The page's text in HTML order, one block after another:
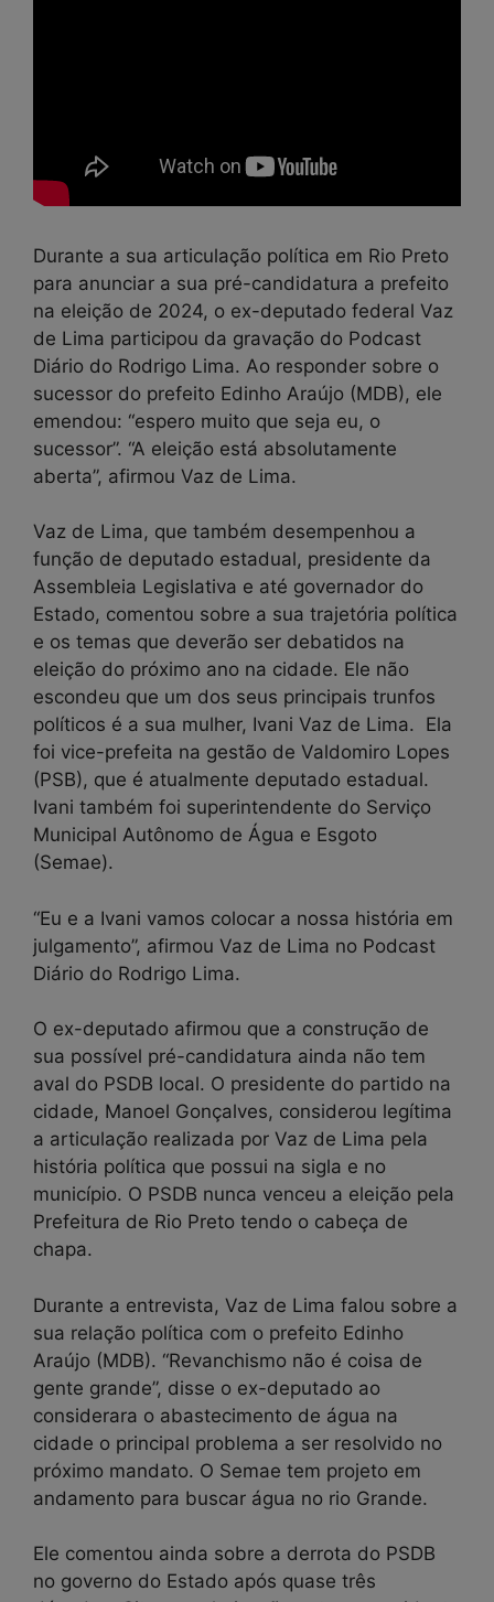
Durante a sua articulação política em Rio Preto
para anunciar a sua pré-candidatura a prefeito
na eleição de 2024, o ex-deputado federal Vaz
de Lima participou da gravação do Podcast
Diário do Rodrigo Lima. Ao responder sobre o
sucessor do prefeito Edinho Araújo (MDB), ele
emendou: “espero muito que seja eu, o
sucessor”. “A eleição está absolutamente
aberta”, afirmou Vaz de Lima.
Vaz de Lima, que também desempenhou a
função de deputado estadual, presidente da
Assembleia Legislativa e até governador do
Estado, comentou sobre a sua trajetória política
e os temas que deverão ser debatidos na
eleição do próximo ano na cidade. Ele não
escondeu que um dos seus principais trunfos
políticos é a sua mulher, Ivani Vaz de Lima. Ela
foi vice-prefeita na gestão de Valdomiro Lopes
(PSB), que é atualmente deputado estadual.
Ivani também foi superintendente do Serviço
Municipal Autônomo de Água e Esgoto
(Semae).
“Eu e a Ivani vamos colocar a nossa história em
julgamento”, afirmou Vaz de Lima no Podcast
Diário do Rodrigo Lima.
O ex-deputado afirmou que a construção de
sua possível pré-candidatura ainda não tem
aval do PSDB local. O presidente do partido na
cidade, Manoel Gonçalves, considerou legítima
a articulação realizada por Vaz de Lima pela
história política que possui na sigla e no
município. O PSDB nunca venceu a eleição pela
Prefeitura de Rio Preto tendo o cabeça de
chapa.
Durante a entrevista, Vaz de Lima falou sobre a
sua relação política com o prefeito Edinho
Araújo (MDB). “Revanchismo não é coisa de
gente grande”, disse o ex-deputado ao
considerara o abastecimento de água na
cidade o principal problema a ser resolvido no
próximo mandato. O Semae tem projeto em
andamento para buscar água no rio Grande.
Ele comentou ainda sobre a derrota do PSDB
no governo do Estado após quase três